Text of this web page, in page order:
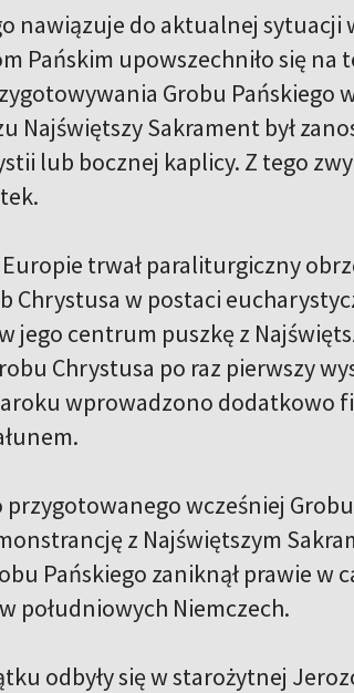
nawiązuje do aktualnej sytuacji
Pańskim upowszechniło się na
Grobu Pańskiego
Najświętszy Sakrament był
lub bocznej kaplicy. Z tego
trwał paraliturgiczny
Chrystusa w postaci
jego centrum puszkę z
Chrystusa po raz pierwszy
wprowadzono dodatkowo
wcześniej
z Najświętszym
Pańskiego zaniknął prawie w
południowych Niemczech.
odbyły się w starożytnej